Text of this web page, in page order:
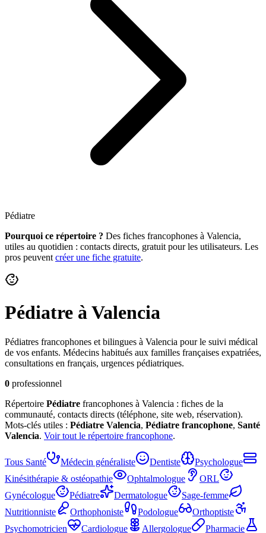
Pédiatre
Pourquoi ce répertoire ? Des fiches francophones à Valencia,
utiles au quotidien : contacts directs, gratuit pour les utilisateurs. Les
pros peuvent créer une fiche gratuite.
Pédiatre à Valencia
Pédiatres francophones et bilingues à Valencia pour le suivi médical
de vos enfants. Médecins habitués aux familles françaises expatriées,
consultations en français, urgences pédiatriques.
0 professionnel
Répertoire Pédiatre francophones à Valencia : fiches de la
communauté, contacts directs (téléphone, site web, réservation).
Mots-clés utiles : Pédiatre Valencia, Pédiatre francophone, Santé
Valencia. Voir tout le répertoire francophone.
Tous Santé Médecin généraliste Dentiste
Psychologue
Kinésithérapie & ostéopathie
Ophtalmologue
ORL
Gynécologue
Pédiatre Dermatologue
Sage-femme
Nutritionniste
Orthophoniste Podologue
Orthoptiste
Psychomotricien
Cardiologue Allergologue Pharmacie